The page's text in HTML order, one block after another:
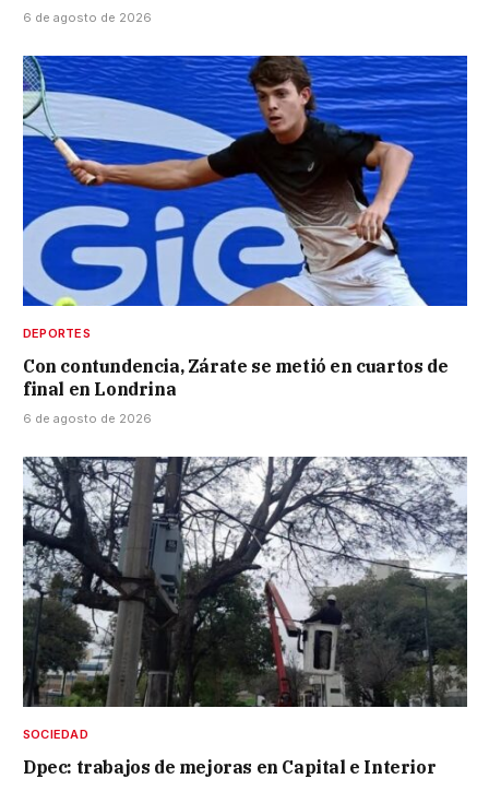
6 de agosto de 2026
DEPORTES
Con contundencia, Zárate se metió en cuartos de
final en Londrina
6 de agosto de 2026
SOCIEDAD
Dpec: trabajos de mejoras en Capital e Interior